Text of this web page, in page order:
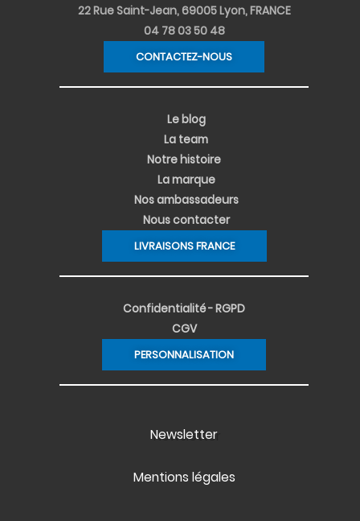
22 Rue Saint-Jean, 69005 Lyon, FRANCE
04 78 03 50 48
CONTACTEZ-NOUS
Le blog
La team
Notre histoire
La marque
Nos ambassadeurs
Nous contacter
LIVRAISONS FRANCE
Confidentialité - RGPD
CGV
PERSONNALISATION
Newsletter
Mentions légales